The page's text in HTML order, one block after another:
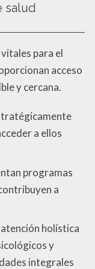
salud
para el
acceso
y cercana.
a ellos
programas
a
holística
y
integrales